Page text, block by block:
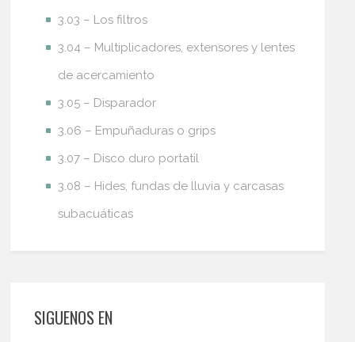
3.03 – Los filtros
3.04 – Multiplicadores, extensores y lentes
de acercamiento
3.05 – Disparador
3.06 – Empuñaduras o grips
3.07 – Disco duro portatil
3.08 – Hides, fundas de lluvia y carcasas
subacuáticas
SIGUENOS EN